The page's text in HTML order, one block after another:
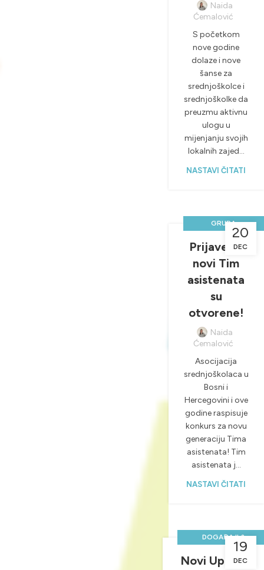
Naida
Ćemalović
S početkom
nove godine
dolaze i nove
šanse za
srednjoškolce i
srednjoškolke da
preuzmu aktivnu
ulogu u
mijenjanju svojih
lokalnih zajed...
NASTAVI ČITATI
20
DEC
GRUPA
VOLONTERA
, JAVNI POZIVI
NOVOSTI &
PROJEKTI
Prijave za
novi Tim
asistenata
su
otvorene!
Naida
Ćemalović
Asocijacija
srednjoškolaca u
Bosni i
Hercegovini i ove
godine raspisuje
konkurs za novu
generaciju Tima
asistenata! Tim
asistenata j...
NASTAVI ČITATI
19
DEC
DOGAĐAJI &
AKTIVNOSTI
,
Novi Upravni